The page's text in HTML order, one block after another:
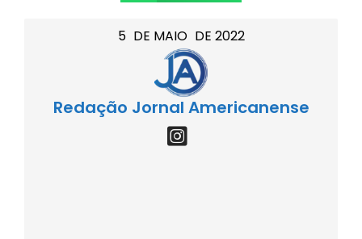
5 DE MAIO DE 2022
Redação Jornal Americanense